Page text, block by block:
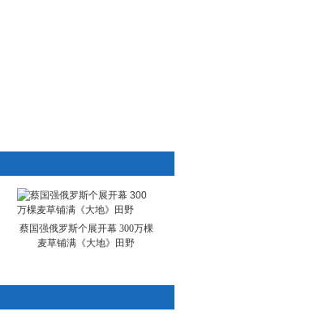
蔡国强俄罗斯个展开幕 300万棵
麦草铺满《大地》田野